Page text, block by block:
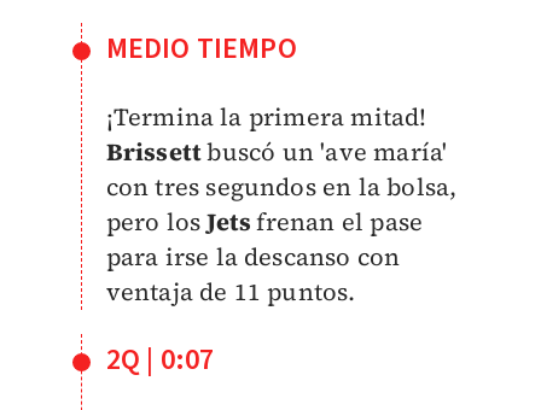
MEDIO TIEMPO
¡Termina la primera mitad!
Brissettbuscó un 'ave maría'
con tres segundos en la bolsa,
pero losJetsfrenan el pase
para irse la descanso con
ventaja de 11 puntos.
2Q | 0:07